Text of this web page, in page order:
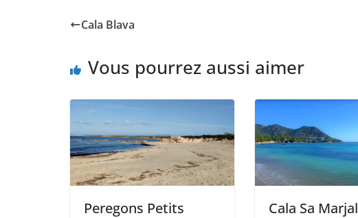
Cala Blava
Vous pourrez aussi aimer
Peregons Petits Cala Sa Marjal